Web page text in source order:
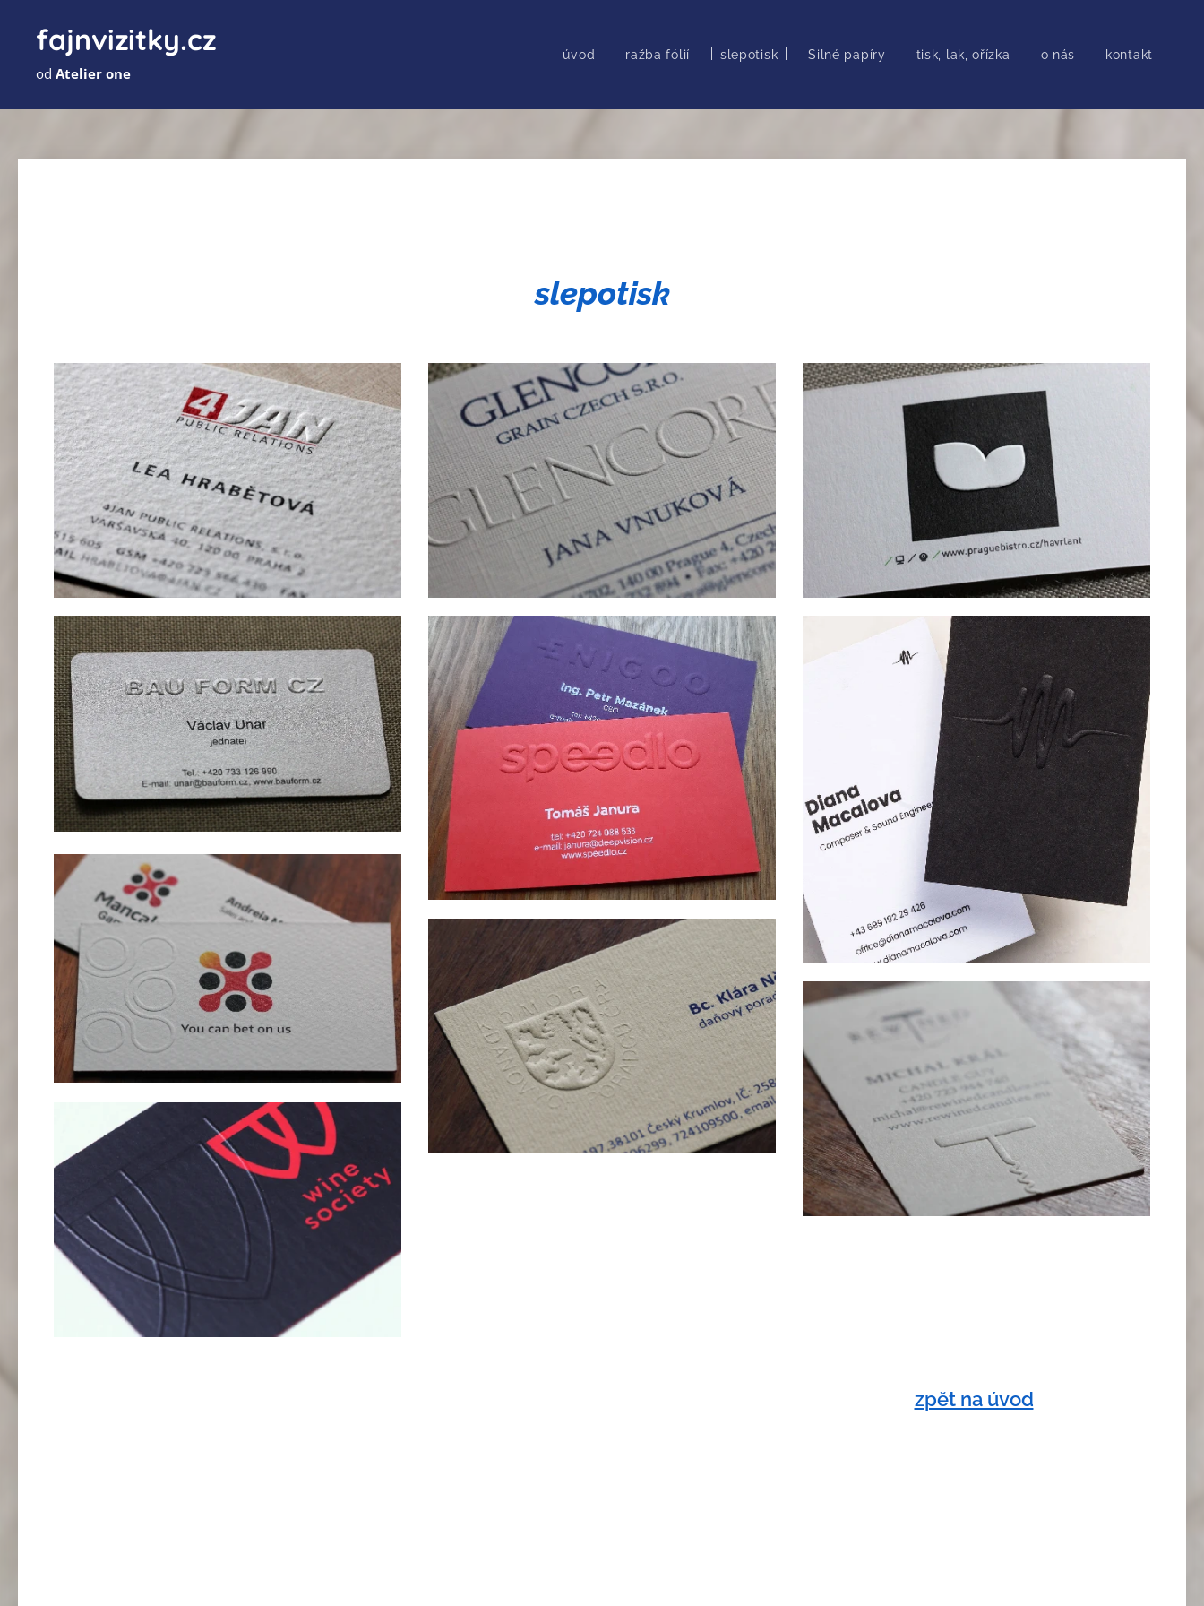
fajnvizitky.cz
od Atelier one
úvod ražba fólií slepotisk Silné papíry tisk, lak, ořízka o nás kontakt
slepotisk
zpět na úvod